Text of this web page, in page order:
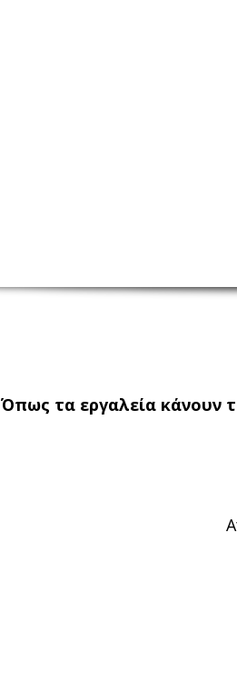
Όπως τα εργαλεία κάνουν